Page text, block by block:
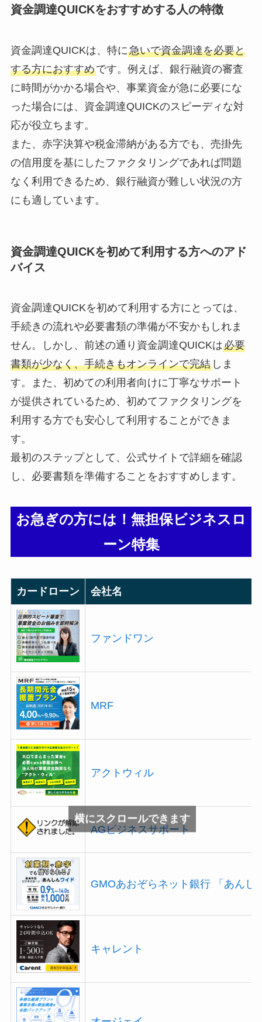
資金調達QUICKをおすすめする人の特徴
資金調達QUICKは、特に急いで資金調達を必要と
する方におすすめです。例えば、銀行融資の審査
に時間がかかる場合や、事業資金が急に必要にな
った場合には、資金調達QUICKのスピーディな対
応が役立ちます。
また、赤字決算や税金滞納がある方でも、売掛先
の信用度を基にしたファクタリングであれば問題
なく利用できるため、銀行融資が難しい状況の方
にも適しています。
資金調達QUICKを初めて利用する方へのアド
バイス
資金調達QUICKを初めて利用する方にとっては、
手続きの流れや必要書類の準備が不安かもしれま
せん。しかし、前述の通り資金調達QUICKは必要
書類が少なく、手続きもオンラインで完結しま
す。また、初めての利用者向けに丁寧なサポート
が提供されているため、初めてファクタリングを
利用する方でも安心して利用することができま
す。
最初のステップとして、公式サイトで詳細を確認
し、必要書類を準備することをおすすめします。
お急ぎの方には！無担保ビジネスロ
ーン特集
カードローン 会社名
ファンドワン
MRF
アクトウィル
AGビジネスサポート
GMOあおぞらネット銀行 「あんし
キャレント
横にスクロールできます